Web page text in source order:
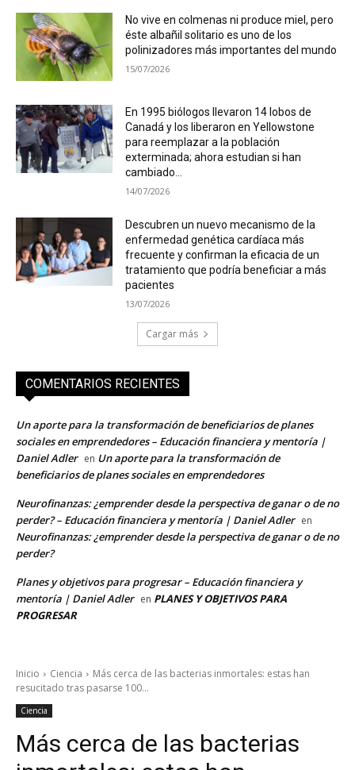
No vive en colmenas ni produce miel, pero
éste albañil solitario es uno de los
polinizadores más importantes del mundo
15/07/2026
En 1995 biólogos llevaron 14 lobos de
Canadá y los liberaron en Yellowstone
para reemplazar a la población
exterminada; ahora estudian si han
cambiado...
14/07/2026
Descubren un nuevo mecanismo de la
enfermedad genética cardíaca más
frecuente y confirman la eficacia de un
tratamiento que podría beneficiar a más
pacientes
13/07/2026
Cargar más
COMENTARIOS RECIENTES
Un aporte para la transformación de beneficiarios de planes
sociales en emprendedores – Educación financiera y mentoría |
Daniel Adler en Un aporte para la transformación de
beneficiarios de planes sociales en emprendedores
Neurofinanzas: ¿emprender desde la perspectiva de ganar o de no
perder? – Educación financiera y mentoría | Daniel Adler en
Neurofinanzas: ¿emprender desde la perspectiva de ganar o de no
perder?
Planes y objetivos para progresar – Educación financiera y
mentoría | Daniel Adler en PLANES Y OBJETIVOS PARA
PROGRESAR